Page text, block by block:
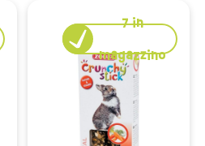
7in
magazzino